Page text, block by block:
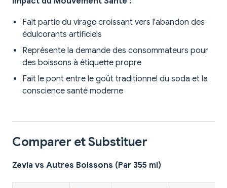
Fait partie du virage croissant vers l'abandon des
édulcorants artificiels
Représente la demande des consommateurs pour
des boissons à étiquette propre
Fait le pont entre le goût traditionnel du soda et la
conscience santé moderne
Comparer et Substituer
Zevia vs Autres Boissons (Par 355 ml)